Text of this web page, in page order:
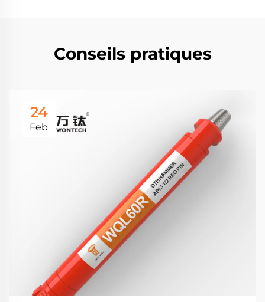
Conseils pratiques
24
Feb